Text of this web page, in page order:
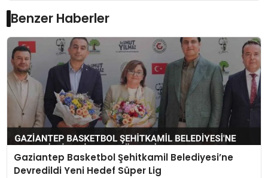
Benzer Haberler
Gaziantep Basketbol Şehitkamil Belediyesi’ne
Devredildi Yeni Hedef Süper Lig